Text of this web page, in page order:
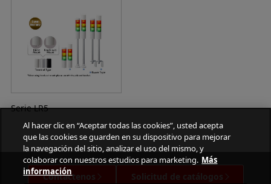
Serie LR5
Contáctenos Solicitud de catálogos
Al hacer clic en “Aceptar todas las cookies”, usted acepta
que las cookies se guarden en su dispositivo para mejorar
la navegación del sitio, analizar el uso del mismo, y
colaborar con nuestros estudios para marketing. Más
información